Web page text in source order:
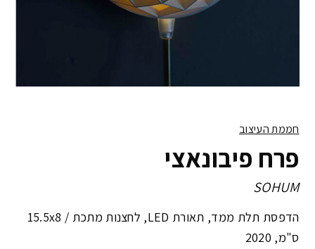
חממת העיצוב
פרח פיבונאצי
SOHUM
הדפסת תלת ממד, תאורת LED, לחצנות מתכת /
15.5x8
ס"מ,